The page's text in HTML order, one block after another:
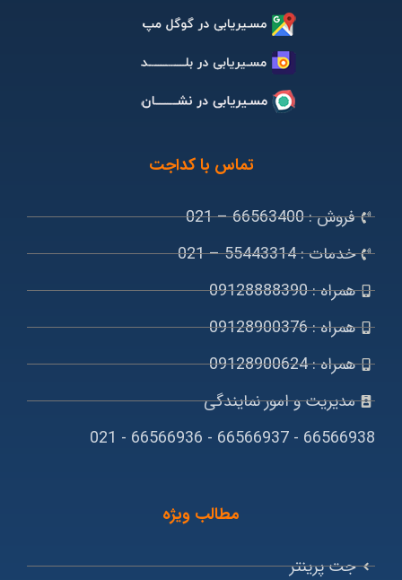
تماس با کداجت
فروش : 66563400 – 021
خدمات : 55443314 – 021
همراه : 09128888390
همراه : 09128900376
همراه : 09128900624
مدیریت و امور نمایندگی
66566938 - 66566937 - 66566936 - 021
مطالب ویژه
جت پرینتر